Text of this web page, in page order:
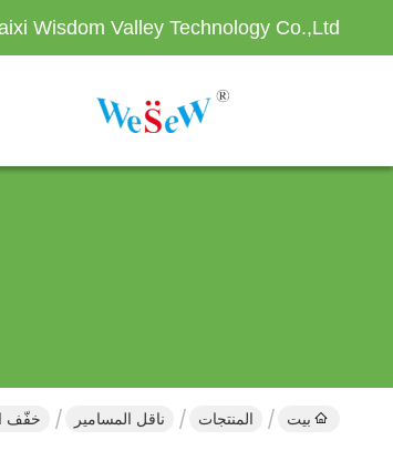
Wisdom Valley Technology Co.,Ltd
بيت المنتجات ناقل المسامير خفّف